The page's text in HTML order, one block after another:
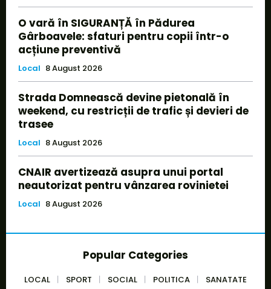
O vară în SIGURANȚĂ în Pădurea
Gârboavele: sfaturi pentru copii într-o
acțiune preventivă
Local 8 August 2026
Strada Domnească devine pietonală în
weekend, cu restricții de trafic și devieri de
trasee
Local 8 August 2026
CNAIR avertizează asupra unui portal
neautorizat pentru vânzarea rovinietei
Local 8 August 2026
Popular Categories
LOCAL SPORT SOCIAL POLITICA
SANATATE